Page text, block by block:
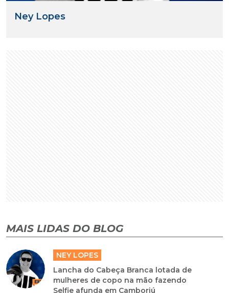
Ney Lopes
MAIS LIDAS DO BLOG
NEY LOPES
Lancha do Cabeça Branca lotada de
mulheres de copo na mão fazendo
Selfie afunda em Camboriú